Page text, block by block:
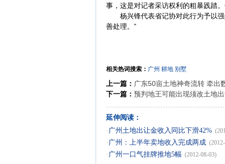
事，这是对记者采访权利的粗暴践踏
杨兴锋代表省记协对此行为予以强
善处理。”
相关热词搜索： 广州 耕地 别墅
上一篇： 广东50亩土地神奇流转 牵出
下一篇： 预判地王可能出现须改土地
延伸阅读：
· 广州土地出让金收入同比下滑42%
· 广州：上半年卖地收入完成两成
· 广州一口气挂牌推地5幅 (2012-08-03)